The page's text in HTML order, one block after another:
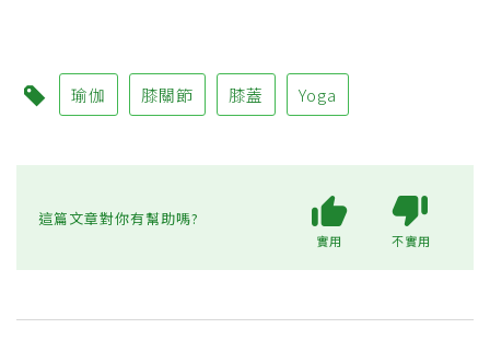
瑜伽 膝關節 膝蓋 Yoga
這篇文章對你有幫助嗎?
實用 不實用